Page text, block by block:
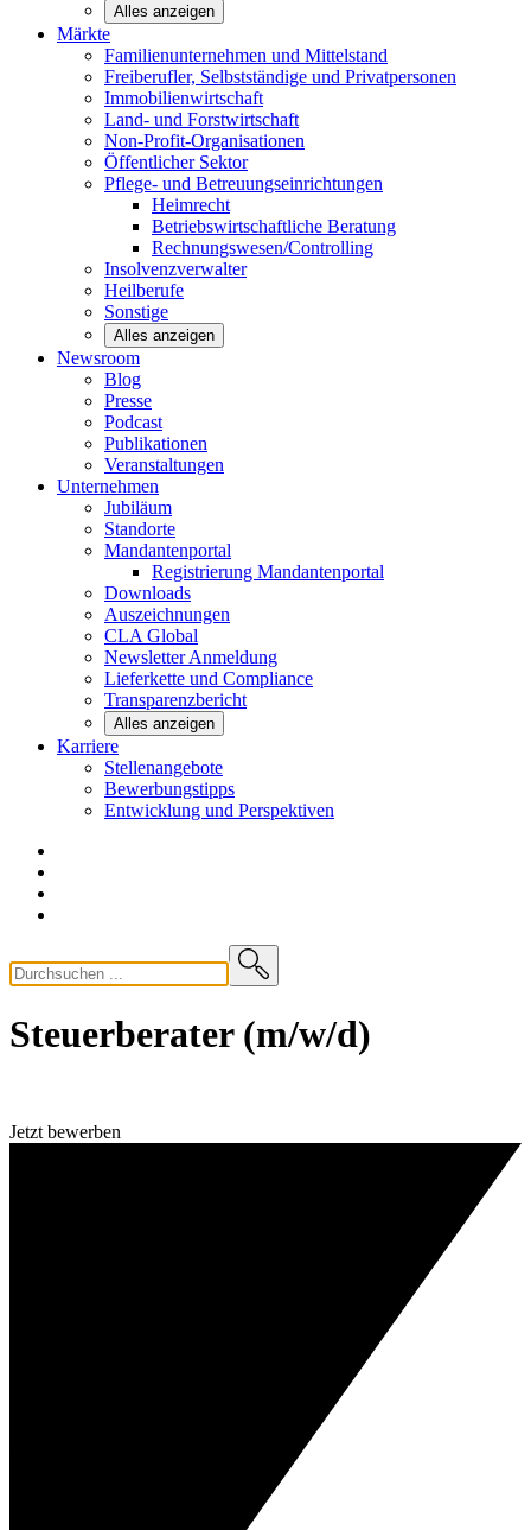
Alles anzeigen
Märkte
Familienunternehmen und Mittelstand
Freiberufler, Selbstständige und Privatpersonen
Immobilienwirtschaft
Land- und Forstwirtschaft
Non-Profit-Organisationen
Öffentlicher Sektor
Pflege- und Betreuungseinrichtungen
Heimrecht
Betriebswirtschaftliche Beratung
Rechnungswesen/Controlling
Insolvenzverwalter
Heilberufe
Sonstige
Alles anzeigen
Newsroom
Blog
Presse
Podcast
Publikationen
Veranstaltungen
Unternehmen
Jubiläum
Standorte
Mandantenportal
Registrierung Mandantenportal
Downloads
Auszeichnungen
CLAGlobal
NewsletterAnmeldung
Lieferkette und Compliance
Transparenzbericht
Alles anzeigen
Karriere
Stellenangebote
Bewerbungstipps
Entwicklung und Perspektiven
Steuerberater (m/w/d)
Jetzt bewerben